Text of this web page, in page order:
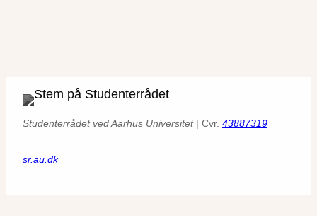
Studenterrådet ved Aarhus Universitet| Cvr. 43887319
sr.au.dk